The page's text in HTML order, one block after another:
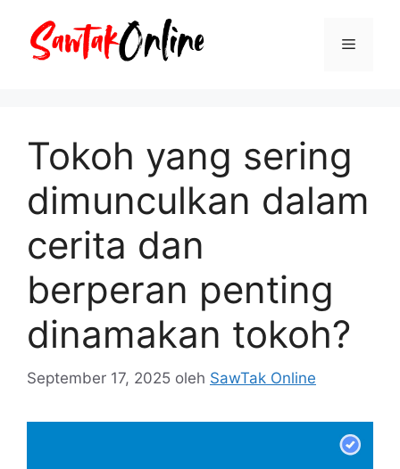
Menu
Tokoh yang sering
dimunculkan dalam
cerita dan
berperan penting
dinamakan tokoh?
September 17, 2025 oleh SawTak Online